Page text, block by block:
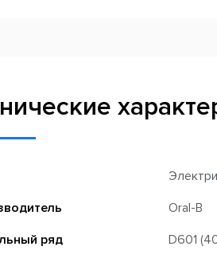
Oral-B
ряд
D601